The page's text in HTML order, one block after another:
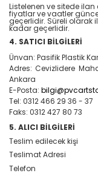
Listelenen ve sitede ilan
fiyatlar ve vaatler
geçerlidir. Süreli olarak
kadar geçerlidir.
4. SATICI BİLGİLERİ
Ünvan: Pasifik Plastik
Adres: Cevizlidere
Ankara
E-Posta:
Tel: 0312 466 29 36 - 37
Faks: 0312 427 80 73
5. ALICI BİLGİLERİ
Teslim edilecek kişi
Teslimat Adresi
Telefon